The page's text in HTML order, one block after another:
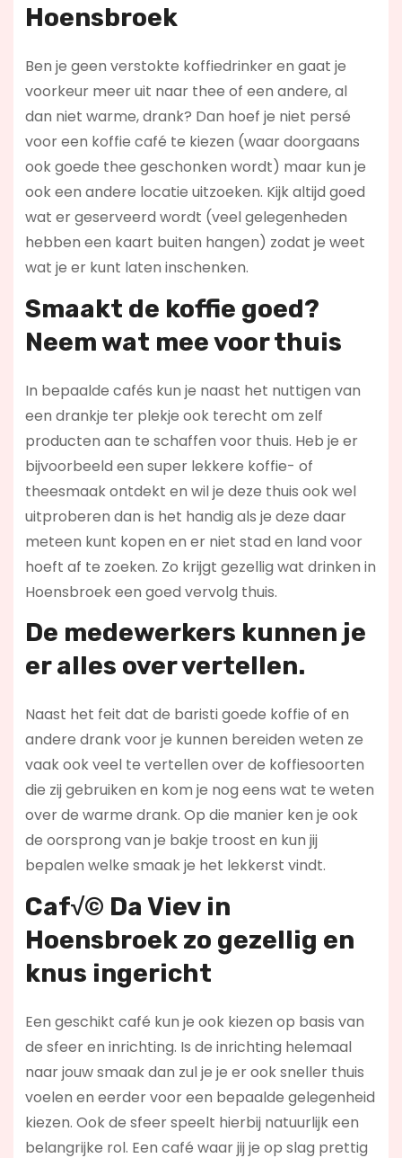
Hoensbroek
Ben je geen verstokte koffiedrinker en gaat je
voorkeur meer uit naar thee of een andere, al
dan niet warme, drank? Dan hoef je niet persé
voor een koffie café te kiezen (waar doorgaans
ook goede thee geschonken wordt) maar kun je
ook een andere locatie uitzoeken. Kijk altijd goed
wat er geserveerd wordt (veel gelegenheden
hebben een kaart buiten hangen) zodat je weet
wat je er kunt laten inschenken.
Smaakt de koffie goed?
Neem wat mee voor thuis
In bepaalde cafés kun je naast het nuttigen van
een drankje ter plekje ook terecht om zelf
producten aan te schaffen voor thuis. Heb je er
bijvoorbeeld een super lekkere koffie- of
theesmaak ontdekt en wil je deze thuis ook wel
uitproberen dan is het handig als je deze daar
meteen kunt kopen en er niet stad en land voor
hoeft af te zoeken. Zo krijgt gezellig wat drinken in
Hoensbroek een goed vervolg thuis.
De medewerkers kunnen je
er alles over vertellen.
Naast het feit dat de baristi goede koffie of en
andere drank voor je kunnen bereiden weten ze
vaak ook veel te vertellen over de koffiesoorten
die zij gebruiken en kom je nog eens wat te weten
over de warme drank. Op die manier ken je ook
de oorsprong van je bakje troost en kun jij
bepalen welke smaak je het lekkerst vindt.
Caf√© Da Viev in
Hoensbroek zo gezellig en
knus ingericht
Een geschikt café kun je ook kiezen op basis van
de sfeer en inrichting. Is de inrichting helemaal
naar jouw smaak dan zul je je er ook sneller thuis
voelen en eerder voor een bepaalde gelegenheid
kiezen. Ook de sfeer speelt hierbij natuurlijk een
belangrijke rol. Een café waar jij je op slag prettig